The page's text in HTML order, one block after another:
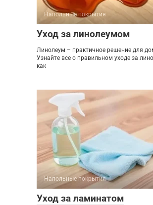
Напольные покрытия
Уход за линолеумом
Линолеум – практичное решение для
Узнайте все о правильном уходе за
как
Напольные покрытия
Уход за ламинатом